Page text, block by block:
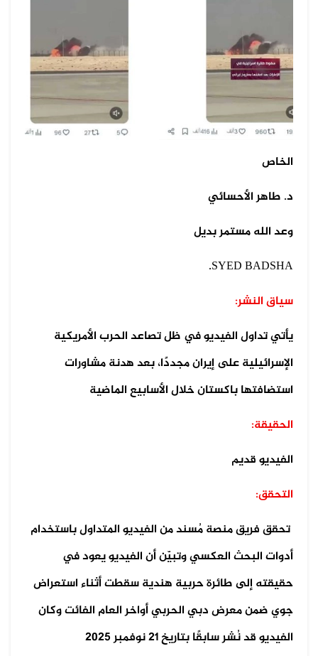
الخاص
د. طاهر الأحسائي
وعد الله مستمر بديل
SYED BADSHA
.
سياق النشر:
يأتي تداول الفيديو في ظل تصاعد الحرب الأمريكية
الإسرائيلية على إيران مجددًا، بعد هدنة مشاورات
استضافتها باكستان خلال الأسابيع الماضية
الحقيقة:
الفيديو قديم
التحقق:
تحقق فريق منصة مُسند من الفيديو المتداول باستخدام
أدوات البحث العكسي وتبيّن أن الفيديو يعود في
حقيقته إلى طائرة حربية هندية سقطت أثناء استعراض
جوي ضمن معرض دبي الحربي أواخر العام الفائت وكان
الفيديو قد نُشر سابقًا بتاريخ 21 نوفمبر 2025